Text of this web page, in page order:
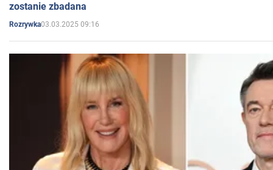
zostanie zbadana
Rozrywka03.03.2025 09:16